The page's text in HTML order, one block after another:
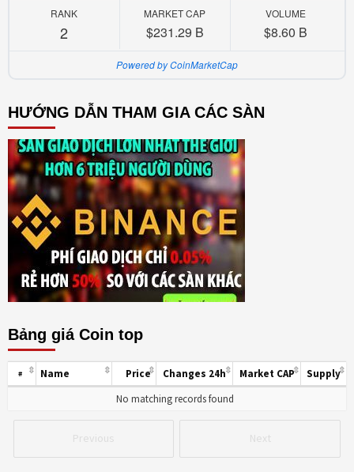
RANK
2
MARKET CAP
$231.29 B
VOLUME
$8.60 B
Powered by CoinMarketCap
HƯỚNG DẪN THAM GIA CÁC SÀN
Bảng giá Coin top
Previous Next
# Name Price Changes 24h Market CAP
Supply
No matching records found